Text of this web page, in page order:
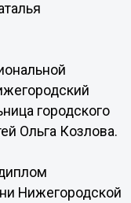
городского
Ольга Козлова.
Нижегородской